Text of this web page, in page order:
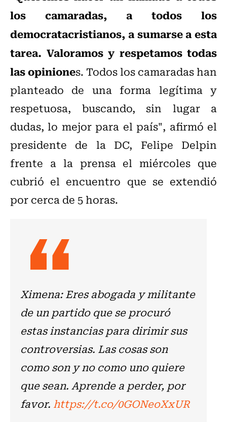
los camaradas, a todos los
democratacristianos, a sumarse a esta
tarea. Valoramos y respetamos todas
las opiniones. Todos los camaradas han
planteado de una forma legítima y
respetuosa, buscando, sin lugar a
dudas, lo mejor para el país", afirmó el
presidente de la DC, Felipe Delpin
frente a la prensa el miércoles que
cubrió el encuentro que se extendió
por cerca de 5 horas.
Ximena: Eres abogada y militante
de un partido que se procuró
estas instancias para dirimir sus
controversias. Las cosas son
como son y no como uno quiere
que sean. Aprende a perder, por
favor. https://t.co/0GONeoXxUR